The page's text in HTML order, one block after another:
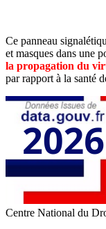
Ce panneau
et masques dans une
la propagation du
par rapport à la santé
Centre National du